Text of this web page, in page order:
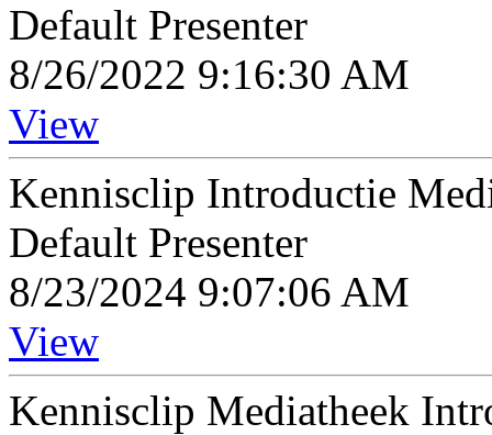
Default Presenter
8/26/2022 9:16:30 AM
View
Kennisclip Introductie
Default Presenter
8/23/2024 9:07:06 AM
View
Kennisclip Mediatheek